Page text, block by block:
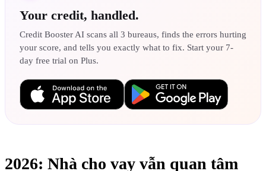
Your credit, handled.
Credit Booster AI scans all 3 bureaus, finds the errors hurting
your score, and tells you exactly what to fix. Start your 7-
day free trial on Plus.
2026: Nhà cho vay vẫn quan tâm